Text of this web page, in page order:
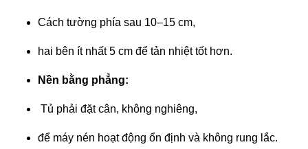
Cách tường phía sau 10–15 cm,
hai bên ít nhất 5 cm để tản nhiệt tốt hơn.
Nền bằng phẳng:
Tủ phải đặt cân, không nghiêng,
để máy nén hoạt động ổn định và không rung lắc.